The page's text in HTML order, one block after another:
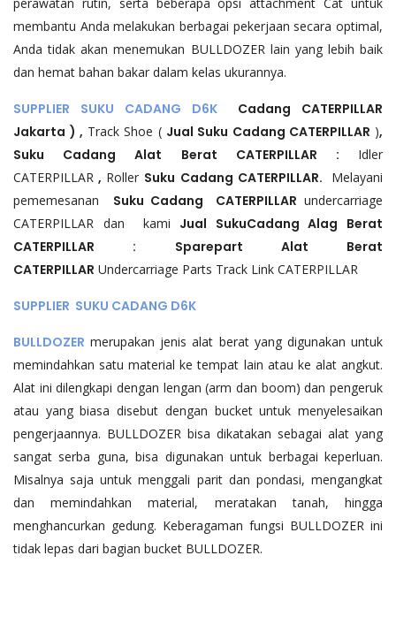
membantu Anda melakukan berbagai pekerjaan secara optimal,
Anda tidak akan menemukan BULLDOZER lain yang lebih baik
dan hemat bahan bakar dalam kelas ukurannya.
SUPPLIER SUKU CADANG D6K Cadang CATERPILLAR
Jakarta ) , Track Shoe ( Jual Suku Cadang CATERPILLAR ),
Suku Cadang Alat Berat CATERPILLAR : Idler
CATERPILLAR , Roller Suku Cadang CATERPILLAR. Melayani
pememesanan Suku Cadang CATERPILLAR undercarriage
CATERPILLAR dan kami Jual SukuCadang Alag Berat
CATERPILLAR : Sparepart Alat Berat
CATERPILLAR Undercarriage Parts Track Link CATERPILLAR
SUPPLIER SUKU CADANG D6K
BULLDOZER merupakan jenis alat berat yang digunakan untuk
memindahkan satu material ke tempat lain atau ke alat angkut.
Alat ini dilengkapi dengan lengan (arm dan boom) dan pengeruk
atau yang biasa disebut dengan bucket untuk menyelesaikan
pengerjaannya. BULLDOZER bisa dikatakan sebagai alat yang
sangat serba guna, bisa digunakan untuk berbagai keperluan.
Misalnya saja untuk menggali parit dan pondasi, mengangkat
dan memindahkan material, meratakan tanah, hingga
menghancurkan gedung. Keberagaman fungsi BULLDOZER ini
tidak lepas dari bagian bucket BULLDOZER.